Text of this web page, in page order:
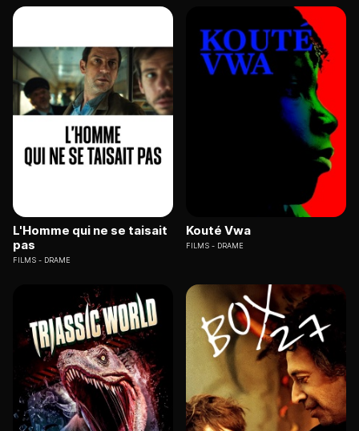
L'Homme qui ne se taisait
pas
FILMS DRAME
Kouté Vwa
FILMS DRAME